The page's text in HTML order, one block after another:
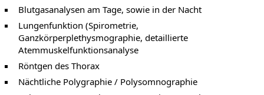
Blutgasanalysen am Tage, sowie in der Nacht
Lungenfunktion (Spirometrie,
Ganzkörperplethysmographie, detaillierte
Atemmuskelfunktionsanalyse
Röntgen des Thorax
Nächtliche Polygraphie / Polysomnographie